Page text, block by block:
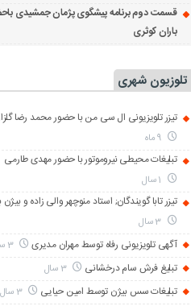
قسمت دوم برنامه پیشگوی پژمان جمشیدی
باران کوثری
تلوزیون شهری
تیزر تلویزیونی ال سی من با حضور محمد رضا
تبلیغات محیطی نیروموتور با حضور مهدی طارمی
تیزر تابا گویندگان; استاد منوچهر والی زاده و بیژن
آگهی تلویزیونی رفاه توسط مهران مدیری 3 سال
تبلیغ فرش سام درخشانی 3 سال
تبلیغات سس بیژن توسط امین حیایی 3 سال